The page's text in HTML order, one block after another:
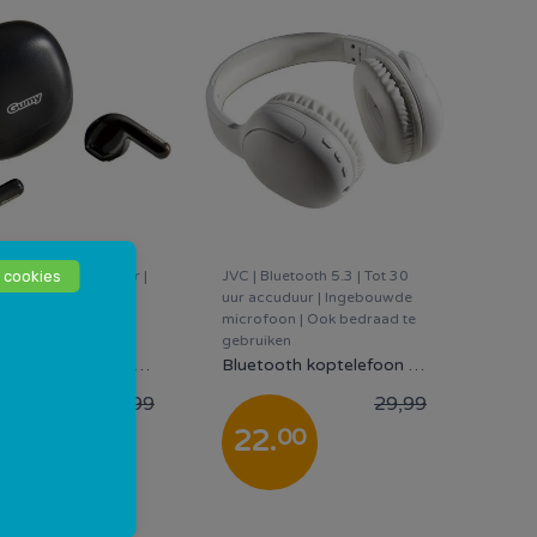
27,5 uur accuduur |
|
Draadloze oordopjes - JVC Gumy HA-B10T-B | Bluetooth - Zwart
19,99
JVC | Bluetooth 5.3 | Tot 30
uur accuduur | Ingebouwde
microfoon | Ook bedraad te
gebruiken
Bluetooth koptelefoon - JVC Gumy HA-SG20BT-B | Draadloos - Wit
29,99
22.00